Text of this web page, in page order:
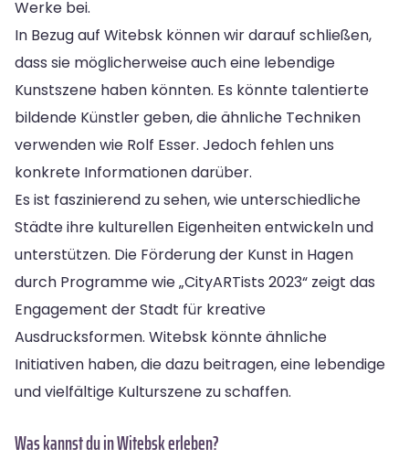
Werke bei.
In Bezug auf Witebsk können wir darauf schließen,
dass sie möglicherweise auch eine lebendige
Kunstszene haben könnten. Es könnte talentierte
bildende Künstler geben, die ähnliche Techniken
verwenden wie Rolf Esser. Jedoch fehlen uns
konkrete Informationen darüber.
Es ist faszinierend zu sehen, wie unterschiedliche
Städte ihre kulturellen Eigenheiten entwickeln und
unterstützen. Die Förderung der Kunst in Hagen
durch Programme wie „CityARTists 2023“ zeigt das
Engagement der Stadt für kreative
Ausdrucksformen. Witebsk könnte ähnliche
Initiativen haben, die dazu beitragen, eine lebendige
und vielfältige Kulturszene zu schaffen.
Was kannst du in Witebsk erleben?